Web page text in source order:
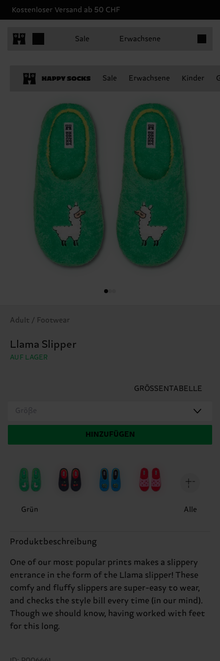
Kostenloser Versand ab 50 CHF
Sale Erwachsene
Sale Erwachsene Kinder
Adult / Footwear
Llama Slipper
AUF LAGER
GRÖSSENTABELLE
Größe
HINZUFÜGEN
Grün Alle
Produktbeschreibung
One of our most popular prints makes a slippery
entrance in the form of the Llama slipper! These
comfy and fluffy slippers are super-easy to wear,
and checks the style bill every time (in our mind).
Though we should know, having worked with feet
for this long.